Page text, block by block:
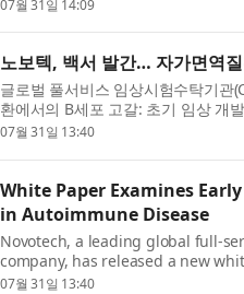
07월 31일 14:09
노보텍, 백서 발간… 자가면역
글로벌 풀서비스 임상시험수탁기관
환에서의 B세포 고갈: 초기 임상 개
초기 임상 개발에 영향을 미치는 과
07월 31일 13:40
White Paper Examines
in Autoimmune Disease
Novotech, a leading global full-
company, has released a new
Considerations for Early Clinical
07월 31일 13:40